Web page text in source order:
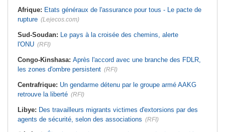
Afrique: Etats généraux de l'assurance pour tous - Le pacte de
rupture (Lejecos.com)
Sud-Soudan: Le pays à la croisée des chemins, alerte
l'ONU (RFI)
Congo-Kinshasa: Après l'accord avec une branche des FDLR,
les zones d'ombre persistent (RFI)
Centrafrique: Un gendarme détenu par le groupe armé AAKG
retrouve la liberté (RFI)
Libye: Des travailleurs migrants victimes d'extorsions par des
agents de sécurité, selon des associations (RFI)